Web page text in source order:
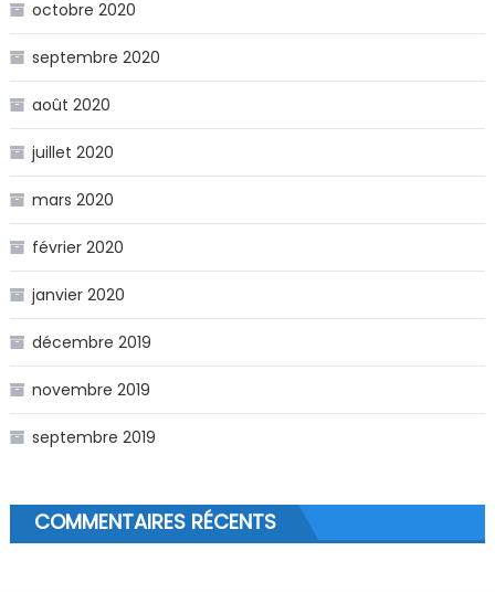
octobre 2020
septembre 2020
août 2020
juillet 2020
mars 2020
février 2020
janvier 2020
décembre 2019
novembre 2019
septembre 2019
COMMENTAIRES RÉCENTS